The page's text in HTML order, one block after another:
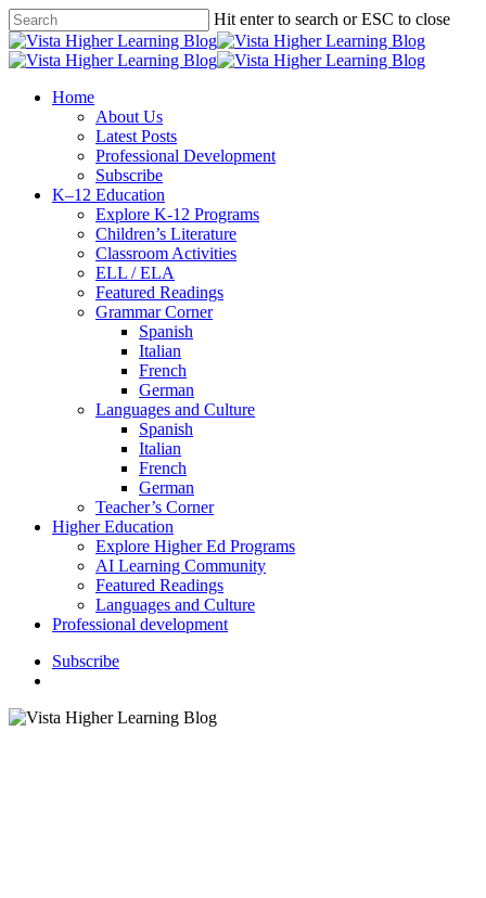
Skip
to
main
Hit enter to search or ESC to close
Close
Search
search
Menu
Home
About Us
Latest Posts
Professional Development
Subscribe
K–12 Education
Explore K-12 Programs
Children’s Literature
Classroom Activities
ELL / ELA
Featured Readings
Grammar Corner
Spanish
Italian
French
German
Languages and Culture
Spanish
Italian
French
German
Teacher’s Corner
Higher Education
Explore Higher Ed Programs
AI Learning Community
Featured Readings
Languages and Culture
Professional development
Subscribe